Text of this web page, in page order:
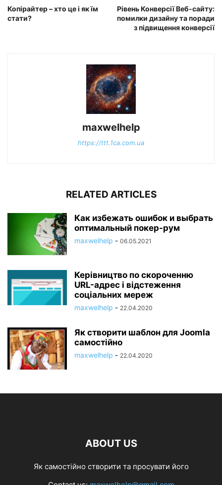
Копірайтер – хто це і як їм
стати?
Рівень Конверсії Веб-сайту:
помилки дизайну та поради
з підвищення конверсії
maxwelhelp
https://ttt.1ca.com.ua
RELATED ARTICLES
Как избежать ошибок и выбрать
оптимальный покер-рум
maxwelhelp - 06.05.2021
Керівництво по скороченню
URL-адрес і відстеження
соціальних мереж
maxwelhelp - 22.04.2020
Як створити шаблон для Joomla
самостійно
maxwelhelp - 22.04.2020
ABOUT US
Як самостійно створити та просувати його